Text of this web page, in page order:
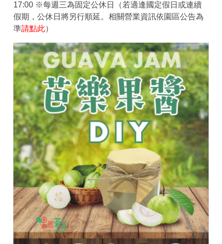
17:00 ※每週三為固定公休日（若適逢國定假日或連續
假期，公休日將另行順延。相關營業資訊依園區公告為
準請點此）